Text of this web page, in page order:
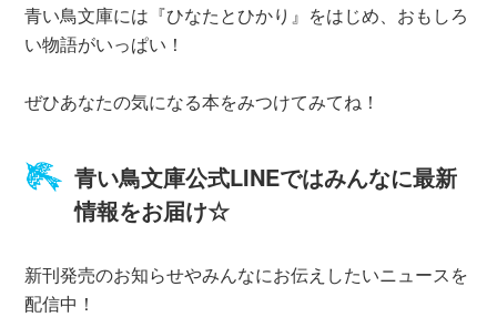
青い鳥文庫には『ひなたとひかり』をはじめ、おもしろ
い物語がいっぱい！
ぜひあなたの気になる本をみつけてみてね！
青い鳥文庫公式LINEではみんなに最新
情報をお届け☆
新刊発売のお知らせやみんなにお伝えしたいニュースを
配信中！